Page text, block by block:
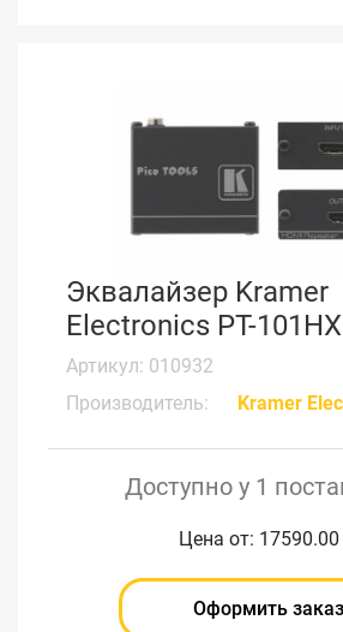
Эквалайзер Kramer
Electronics PT-
Артикул: 010932
Производитель:
Kramer
Доступно у 1
Цена от: 17590.00
Оформить заказ